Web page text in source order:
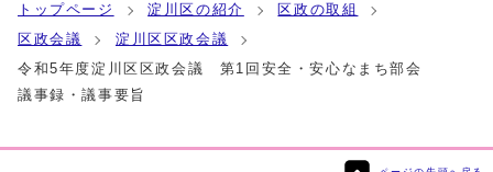
トップページ 淀川区の紹介
区政の取組
区政会議
淀川区区政会議
令和5年度淀川区区政会議 第1回安全・安心なまち部会
議事録・議事要旨